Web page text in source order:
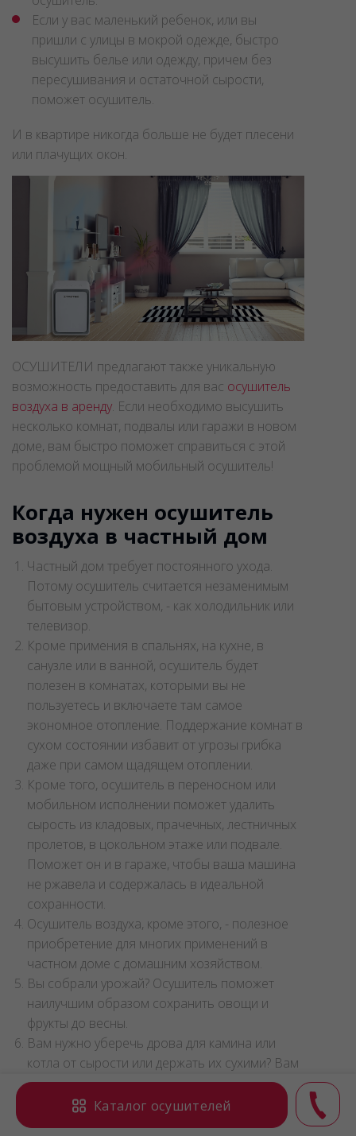
запросто справится компактный бытовой
осушитель.
Если у вас маленький ребенок, или вы
пришли с улицы в мокрой одежде, быстро
высушить белье или одежду, причем без
пересушивания и остаточной сырости,
поможет осушитель.
И в квартире никогда больше не будет плесени
ОСУШИТЕЛИ предлагают также уникальную
возможность предоставить для васосушитель
воздуха в аренду. Если необходимо высушить
несколько комнат, подвалы или гаражи в новом
доме, вам быстро поможет справиться с этой
Когда нужен осушитель
воздуха в частный дом
Частный дом требует постоянного ухода.
Потому осушитель считается незаменимым
бытовым устройством, - как холодильник или
телевизор.
Кроме примения в спальнях, на кухне, в
санузле или в ванной, осушитель будет
полезен в комнатах, которыми вы не
пользуетесь и включаете там самое
экономное отопление. Поддержание комнат в
сухом состоянии избавит от угрозы грибка
даже при самом щадящем отоплении.
Кроме того, осушитель в переносном или
мобильном исполнении поможет удалить
сырость из кладовых, прачечных, лестничных
пролетов, в цокольном этаже или подвале.
Поможет он и в гараже, чтобы ваша машина
не ржавела и содержалась в идеальной
сохранности.
Осушитель воздуха, кроме этого, - полезное
приобретение для многих применений в
частном доме с домашним хозяйством.
Вы собрали урожай? Осушитель поможет
наилучшим образом сохранить овощи и
фрукты до весны.
Вам нужно уберечь дрова для камина или
котла от сырости или держать их сухими? Вам
также поможет осушитель воздуха.
Каталог осушителей